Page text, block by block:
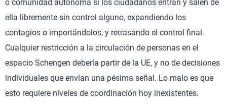
o comunidad autónoma si los ciudadanos entran y salen de
ella libremente sin control alguno, expandiendo los
contagios o importándolos, y retrasando el control final.
Cualquier restricción a la circulación de personas en el
espacio Schengen debería partir de la UE, y no de decisiones
individuales que envían una pésima señal. Lo malo es que
esto requiere niveles de coordinación hoy inexistentes.